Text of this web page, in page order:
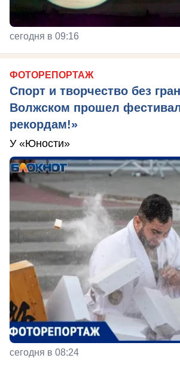
сегодня в 09:16
ФОТОРЕПОРТАЖ
Спорт и творчество без
Волжском прошел
рекордам!»
У «Юности»
сегодня в 08:24